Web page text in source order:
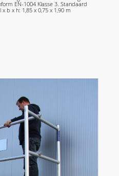
EN-1004 Klasse 3. Standaard
b x h: 1,85 x 0,75 x 1,90 m